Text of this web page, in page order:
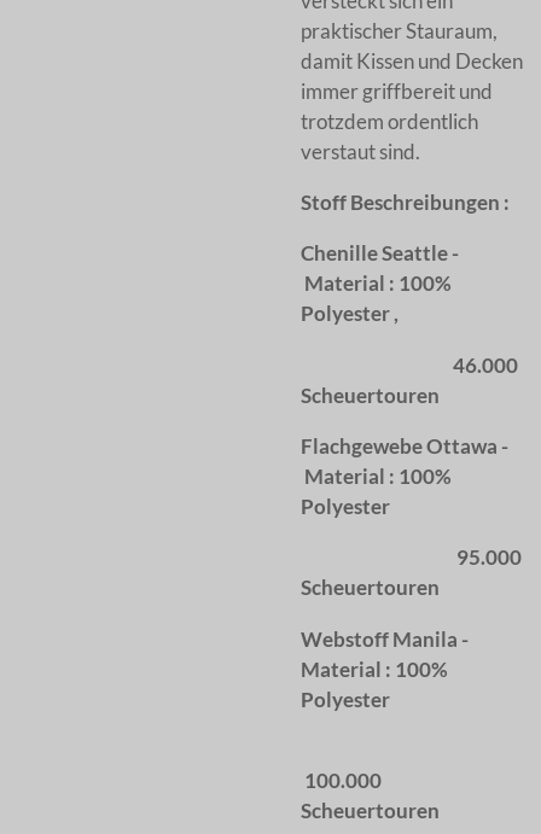
praktischer Stauraum,
damit Kissen und Decken
immer griffbereit und
trotzdem ordentlich
verstaut sind.
Stoff Beschreibungen :
Chenille Seattle -
Material : 100%
Polyester ,
46.000
Scheuertouren
Flachgewebe Ottawa -
Material : 100%
Polyester
95.000
Scheuertouren
Webstoff Manila -
Material : 100%
Polyester
100.000
Scheuertouren